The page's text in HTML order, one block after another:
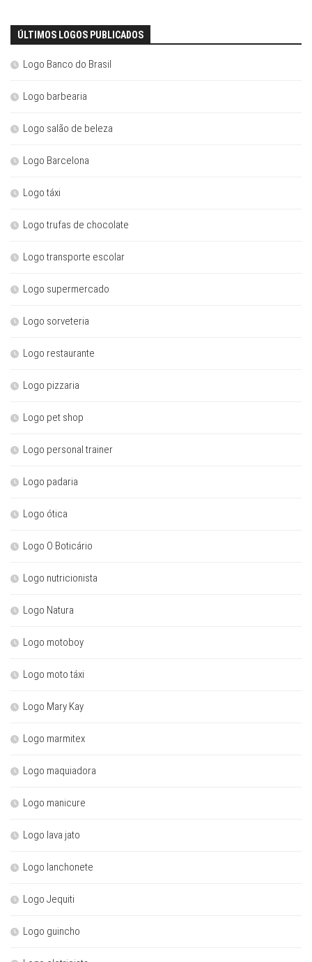
ÚLTIMOS LOGOS PUBLICADOS
Logo Banco do Brasil
Logo barbearia
Logo salão de beleza
Logo Barcelona
Logo táxi
Logo trufas de chocolate
Logo transporte escolar
Logo supermercado
Logo sorveteria
Logo restaurante
Logo pizzaria
Logo pet shop
Logo personal trainer
Logo padaria
Logo ótica
Logo O Boticário
Logo nutricionista
Logo Natura
Logo motoboy
Logo moto táxi
Logo Mary Kay
Logo marmitex
Logo maquiadora
Logo manicure
Logo lava jato
Logo lanchonete
Logo Jequiti
Logo guincho